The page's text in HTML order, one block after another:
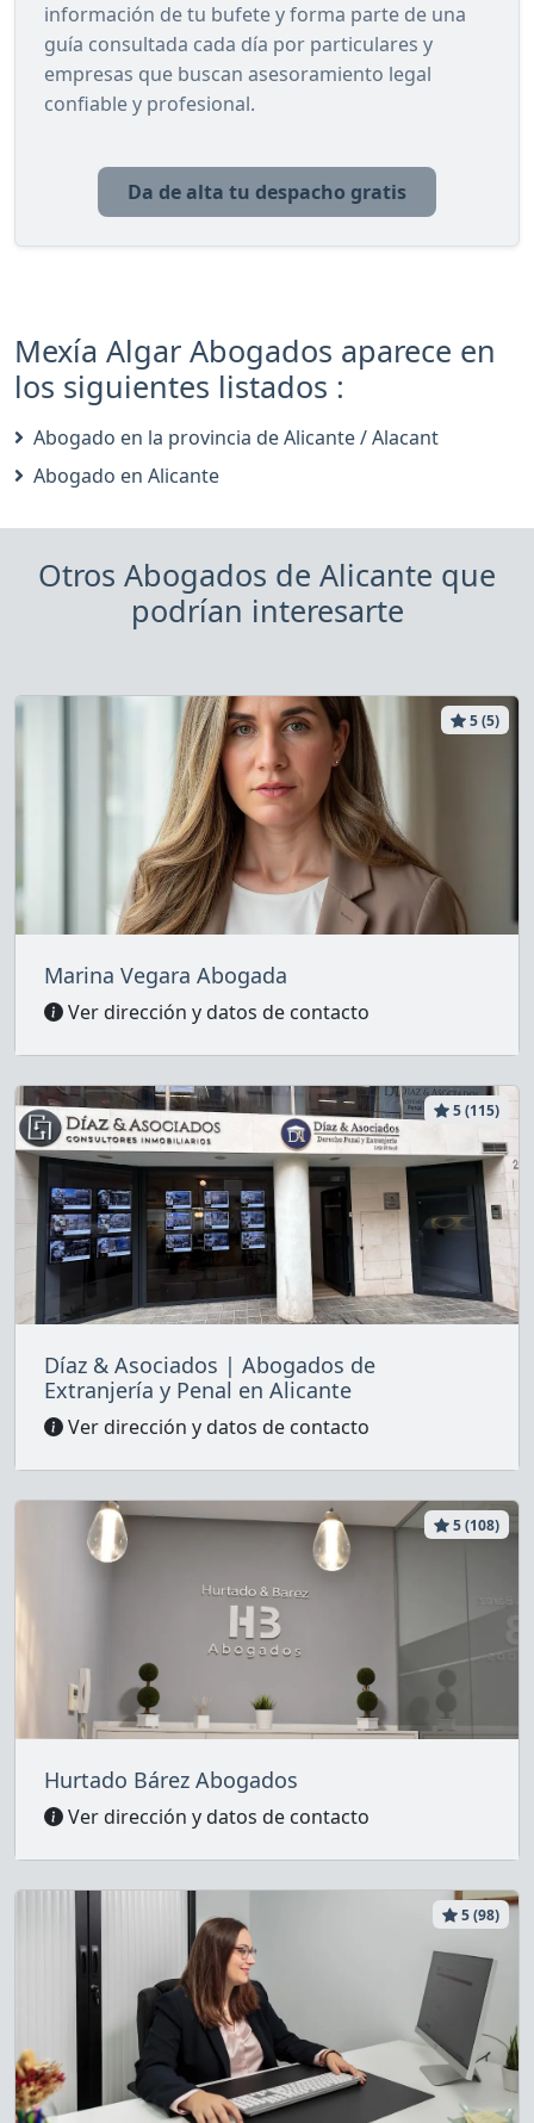
información de tu bufete y forma parte de una
guía consultada cada día por particulares y
empresas que buscan asesoramiento legal
confiable y profesional.
Da de alta tu despacho gratis
Mexía Algar Abogados aparece en
los siguientes listados :
Abogado en la provincia de Alicante / Alacant
Abogado en Alicante
Otros Abogados de Alicante que
podrían interesarte
5 (5)
Marina Vegara Abogada
Ver dirección y datos de contacto
5 (115)
Díaz & Asociados | Abogados de
Extranjería y Penal en Alicante
Ver dirección y datos de contacto
5 (108)
Hurtado Bárez Abogados
Ver dirección y datos de contacto
5 (98)